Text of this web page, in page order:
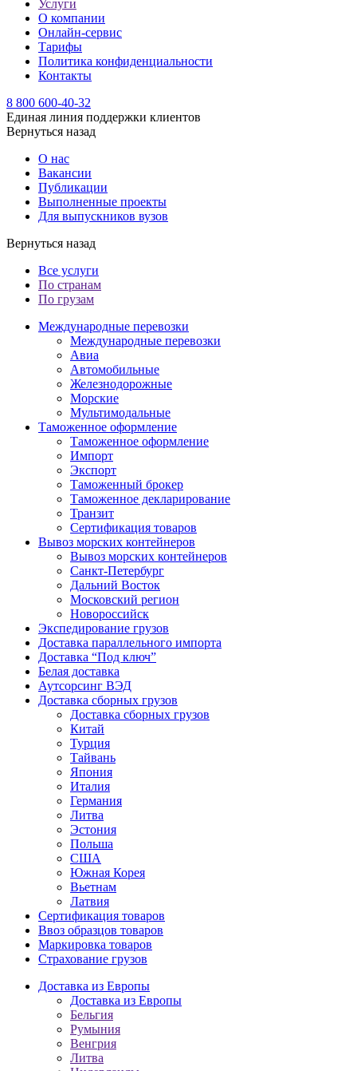
Услуги
О компании
Онлайн-сервис
Тарифы
Политика конфиденциальности
Контакты
8 800 600-40-32
Единая линия поддержки клиентов
Вернуться назад
О нас
Вакансии
Публикации
Выполненные проекты
Для выпускников вузов
Вернуться назад
Все услуги
По странам
По грузам
Международные перевозки
Международные перевозки
Авиа
Автомобильные
Железнодорожные
Морские
Мультимодальные
Таможенное оформление
Таможенное оформление
Импорт
Экспорт
Таможенный брокер
Таможенное декларирование
Транзит
Сертификация товаров
Вывоз морских контейнеров
Вывоз морских контейнеров
Санкт-Петербург
Дальний Восток
Московский регион
Новороссийск
Экспедирование грузов
Доставка параллельного импорта
Доставка “Под ключ”
Белая доставка
Аутсорсинг ВЭД
Доставка сборных грузов
Доставка сборных грузов
Китай
Турция
Тайвань
Япония
Италия
Германия
Литва
Эстония
Польша
США
Южная Корея
Вьетнам
Латвия
Сертификация товаров
Ввоз образцов товаров
Маркировка товаров
Страхование грузов
Доставка из Европы
Доставка из Европы
Бельгия
Румыния
Венгрия
Литва